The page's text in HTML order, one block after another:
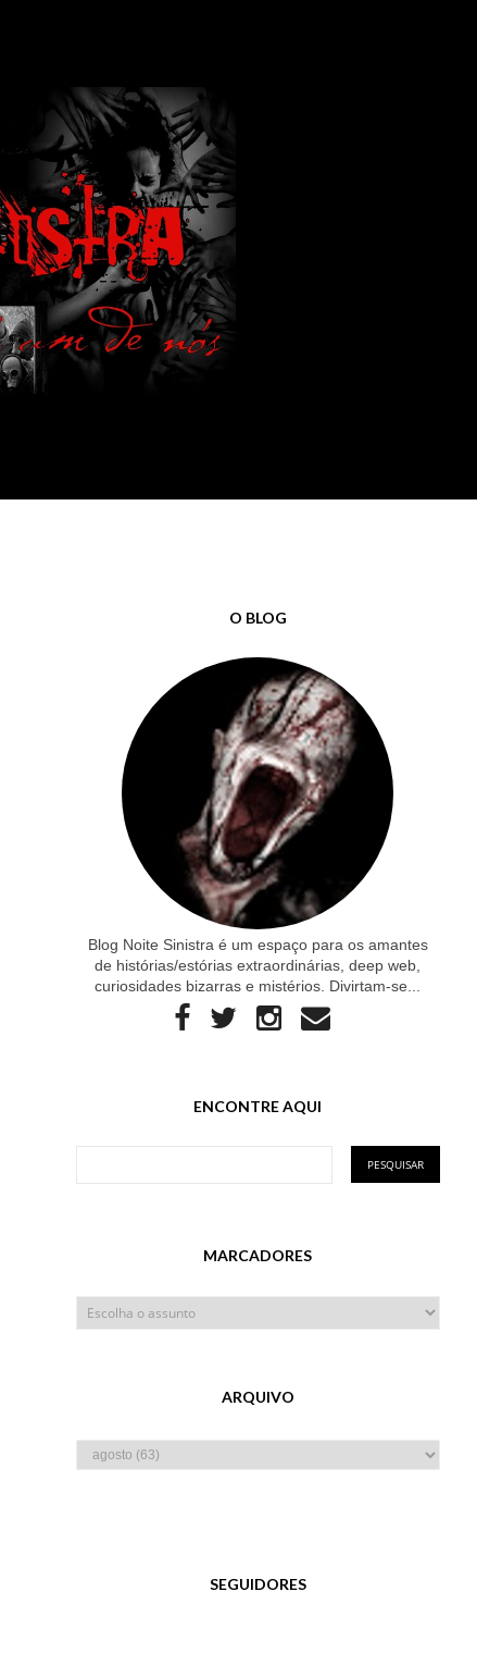
O BLOG
Blog Noite Sinistra é um espaço para os amantes
de histórias/estórias extraordinárias, deep web,
curiosidades bizarras e mistérios. Divirtam-se...
ENCONTRE AQUI
MARCADORES
ARQUIVO
SEGUIDORES